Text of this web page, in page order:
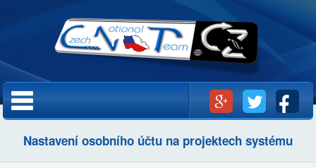
hlavnímu
obsahu
Hlavní menu
Nastavení osobního účtu na projektech systému